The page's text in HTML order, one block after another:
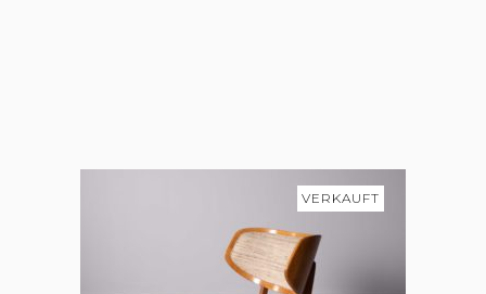
VERKAUFT